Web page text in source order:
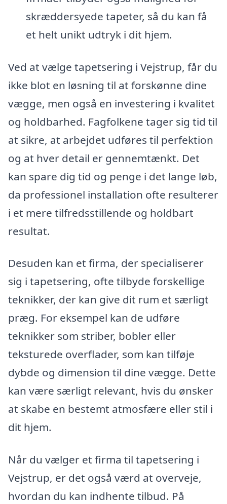
skræddersyede tapeter, så du kan få
et helt unikt udtryk i dit hjem.
Ved at vælge tapetsering i Vejstrup, får du
ikke blot en løsning til at forskønne dine
vægge, men også en investering i kvalitet
og holdbarhed. Fagfolkene tager sig tid til
at sikre, at arbejdet udføres til perfektion
og at hver detail er gennemtænkt. Det
kan spare dig tid og penge i det lange løb,
da professionel installation ofte resulterer
i et mere tilfredsstillende og holdbart
resultat.
Desuden kan et firma, der specialiserer
sig i tapetsering, ofte tilbyde forskellige
teknikker, der kan give dit rum et særligt
præg. For eksempel kan de udføre
teknikker som striber, bobler eller
teksturede overflader, som kan tilføje
dybde og dimension til dine vægge. Dette
kan være særligt relevant, hvis du ønsker
at skabe en bestemt atmosfære eller stil i
dit hjem.
Når du vælger et firma til tapetsering i
Vejstrup, er det også værd at overveje,
hvordan du kan indhente tilbud. På